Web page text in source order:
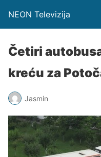
NEON Televizija
Četiri
kreću za
Jasmin